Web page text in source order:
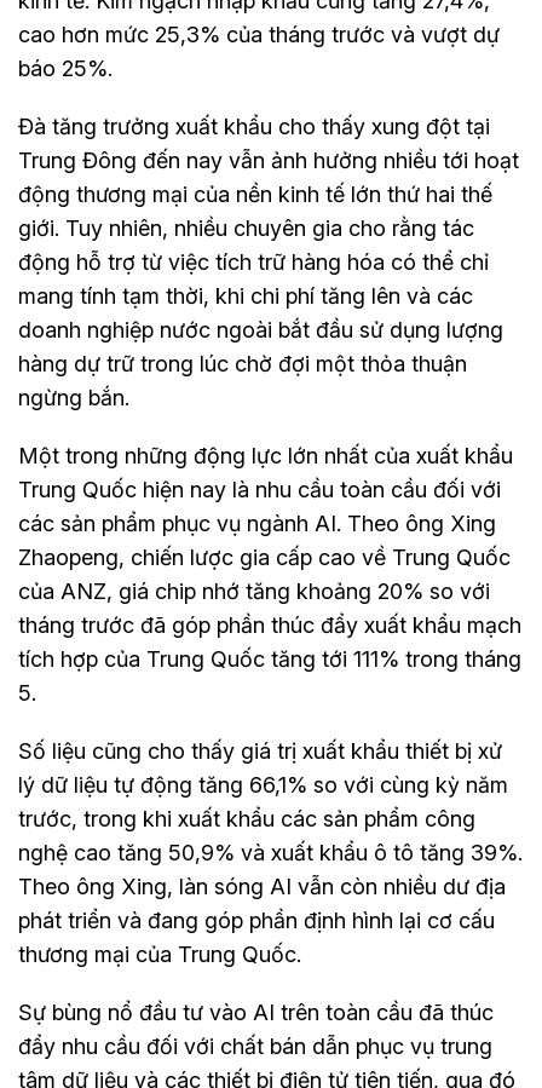
cao hơn mức 25,3% của tháng trước và vượt dự
báo 25%.
Đà tăng trưởng xuất khẩu cho thấy xung đột tại
Trung Đông đến nay vẫn ảnh hưởng nhiều tới hoạt
động thương mại của nền kinh tế lớn thứ hai thế
giới. Tuy nhiên, nhiều chuyên gia cho rằng tác
động hỗ trợ từ việc tích trữ hàng hóa có thể chỉ
mang tính tạm thời, khi chi phí tăng lên và các
doanh nghiệp nước ngoài bắt đầu sử dụng lượng
hàng dự trữ trong lúc chờ đợi một thỏa thuận
ngừng bắn.
Một trong những động lực lớn nhất của xuất khẩu
Trung Quốc hiện nay là nhu cầu toàn cầu đối với
các sản phẩm phục vụ ngành AI. Theo ông Xing
Zhaopeng, chiến lược gia cấp cao về Trung Quốc
của ANZ, giá chip nhớ tăng khoảng 20% so với
tháng trước đã góp phần thúc đẩy xuất khẩu mạch
tích hợp của Trung Quốc tăng tới 111% trong tháng
5.
Số liệu cũng cho thấy giá trị xuất khẩu thiết bị xử
lý dữ liệu tự động tăng 66,1% so với cùng kỳ năm
trước, trong khi xuất khẩu các sản phẩm công
nghệ cao tăng 50,9% và xuất khẩu ô tô tăng 39%.
Theo ông Xing, làn sóng AI vẫn còn nhiều dư địa
phát triển và đang góp phần định hình lại cơ cấu
thương mại của Trung Quốc.
Sự bùng nổ đầu tư vào AI trên toàn cầu đã thúc
đẩy nhu cầu đối với chất bán dẫn phục vụ trung
tâm dữ liệu và các thiết bị điện tử tiên tiến, qua đó